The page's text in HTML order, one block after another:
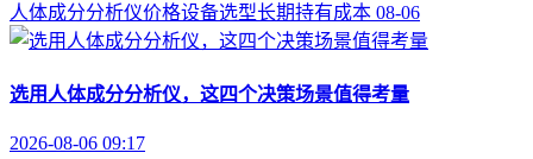
人体成分分析仪价格设备选型长期持有成本 08-06
选用人体成分分析仪，这四个决策场景值得考量
2026-08-06 09:17